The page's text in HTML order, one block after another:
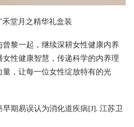
禾堂月之精华礼盒装
曾黎一起，继续深耕女性健康内养
性健康智慧，传递科学的内养理
，让每一位女性绽放特有的光
早期易误认为消化道疾病[J]. 江苏卫